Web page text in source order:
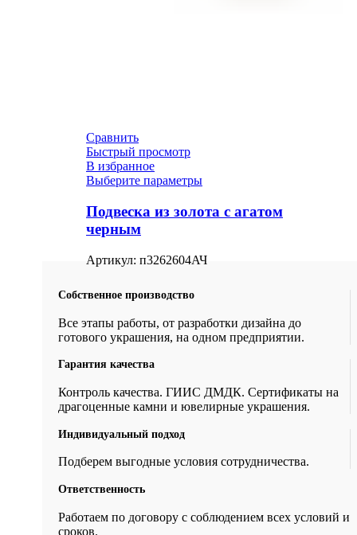
Сравнить
Быстрый просмотр
В избранное
Выберите параметры
Подвеска из золота с агатом
черным
Артикул: п3262604АЧ
Собственное производство
Все этапы работы, от разработки дизайна до
готового украшения, на одном предприятии.
Гарантия качества
Контроль качества. ГИИС ДМДК. Сертификаты на
драгоценные камни и ювелирные украшения.
Индивидуальный подход
Подберем выгодные условия сотрудничества.
Ответственность
Работаем по договору с соблюдением всех условий и
сроков.